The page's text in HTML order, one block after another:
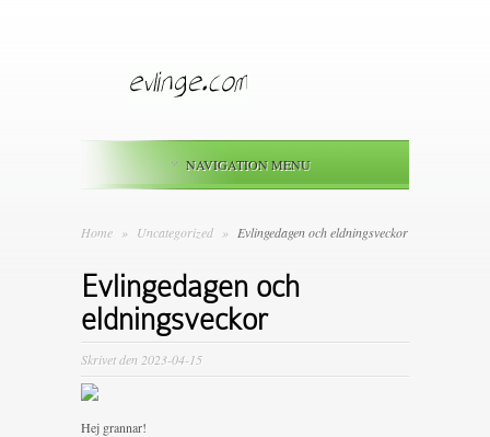
NAVIGATION MENU
Home » Uncategorized » Evlingedagen och eldningsveckor
Evlingedagen och
eldningsveckor
Skrivet den 2023-04-15
Hej grannar!